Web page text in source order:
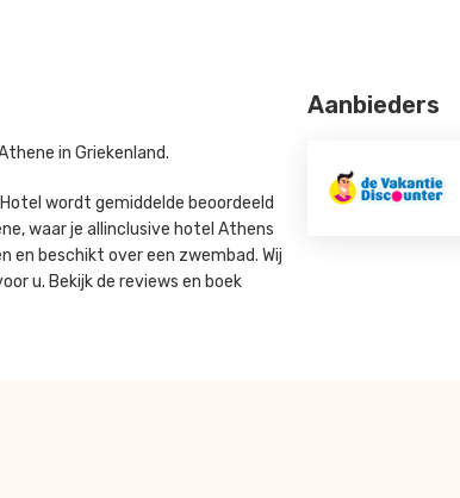
in Griekenland.
wordt gemiddelde beoordeeld
waar je allinclusive hotel Athens
beschikt over een zwembad. Wij
u. Bekijk de reviews en boek
Aanbieders